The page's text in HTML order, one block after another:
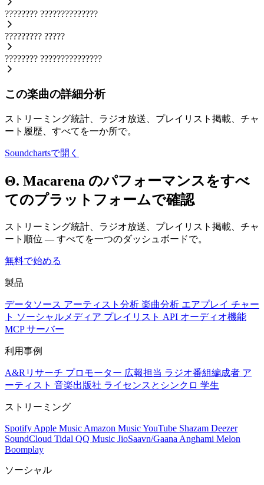
???????? ??????????????
????????? ?????
???????? ???????????????
この楽曲の詳細分析
ストリーミング統計、ラジオ放送、プレイリスト掲載、チャ
ート履歴、すべてを一か所で。
Soundchartsで開く
Θ. Macarena のパフォーマンスをすべ
てのプラットフォームで確認
ストリーミング統計、ラジオ放送、プレイリスト掲載、チャ
ート順位 — すべてを一つのダッシュボードで。
無料で始める
製品
データソース アーティスト分析 楽曲分析 エアプレイ チャー
ト ソーシャルメディア プレイリスト API オーディオ機能
MCP サーバー
利用事例
A&Rリサーチ プロモーター 広報担当 ラジオ番組編成者 ア
ーティスト 音楽出版社 ライセンスとシンクロ 学生
ストリーミング
Spotify Apple Music Amazon MusicYouTube Shazam Deezer
SoundCloud Tidal QQ Music JioSaavn/Gaana Anghami Melon
Boomplay
ソーシャル